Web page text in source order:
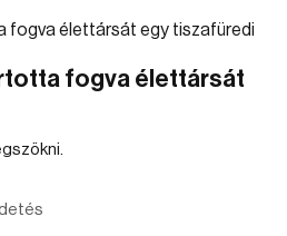
fogva élettársát